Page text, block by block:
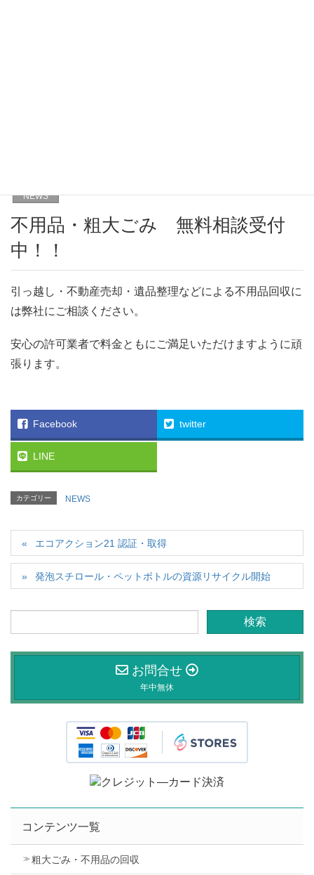
NEWS
不用品・粗大ごみ 無料相談受付
中！！
引っ越し・不動産売却・遺品整理などによる不用品回収に
は弊社にご相談ください。
安心の許可業者で料金ともにご満足いただけますように頑
張ります。
Facebook twitter
LINE
カテゴリー NEWS
エコアクション21 認証・取得
発泡スチロール・ペットボトルの資源リサイクル開始
お問合せ
年中無休
コンテンツ一覧
粗大ごみ・不用品の回収